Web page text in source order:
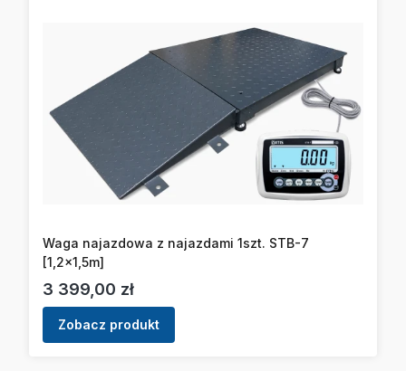
Waga najazdowa z najazdami 1szt. STB-7
[1,2x1,5m]
Cena
3 399,00 zł
Zobacz produkt